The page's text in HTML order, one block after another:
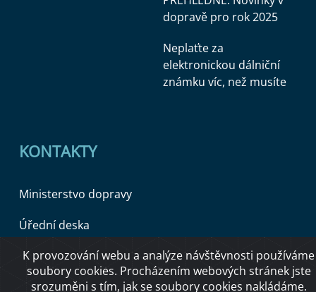
dopravě pro rok 2025
Neplaťte za
elektronickou dálniční
známku víc, než musíte
KONTAKTY
Ministerstvo dopravy
Úřední deska
Copyright © 2026 Ministerstvo dopravy ČR
K provozování webu a analýze návštěvnosti používáme
soubory cookies. Procházením webových stránek jste
srozuměni s tím, jak se soubory cookies nakládáme.